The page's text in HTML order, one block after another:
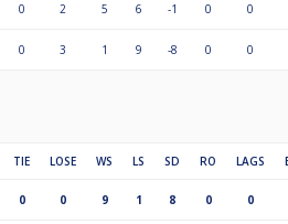
0 2 5 6 -1 0 0
0 3 1 9 -8 0 0
TIE LOSE WS LS SD RO LAGS
0 0 9 1 8 0 0